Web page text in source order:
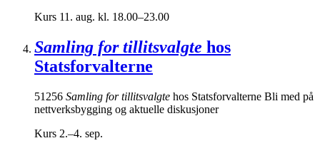
Kurs 11. aug. kl. 18.00–23.00
Samling for tillitsvalgte hos
Statsforvalterne
51256 Samling for tillitsvalgte hos Statsforvalterne Bli med på
nettverksbygging og aktuelle diskusjoner
Kurs 2.–4. sep.